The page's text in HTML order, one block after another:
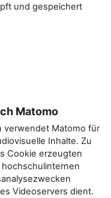
und gespeichert
Matomo
verwendet Matomo für
Inhalte. Zu
Cookie erzeugten
Videoservers dient.